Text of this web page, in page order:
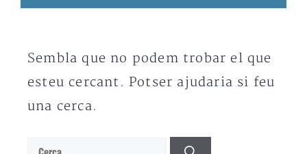
Sembla que no podem trobar el que
esteu cercant. Potser ajudaria si feu
una cerca.
Cerca: